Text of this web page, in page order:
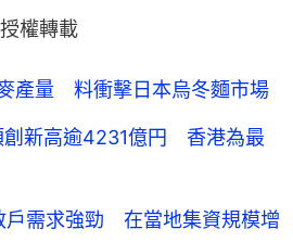
權轉載
產量 料衝擊日本烏冬麵市場
創新高逾4231億円 香港為最
戶需求強勁 在當地集資規模增